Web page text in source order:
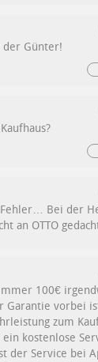
der Günter!
Bei der
an OTTO
100€
Garantie vorbei
zum
ein kostenlose
der Service bei